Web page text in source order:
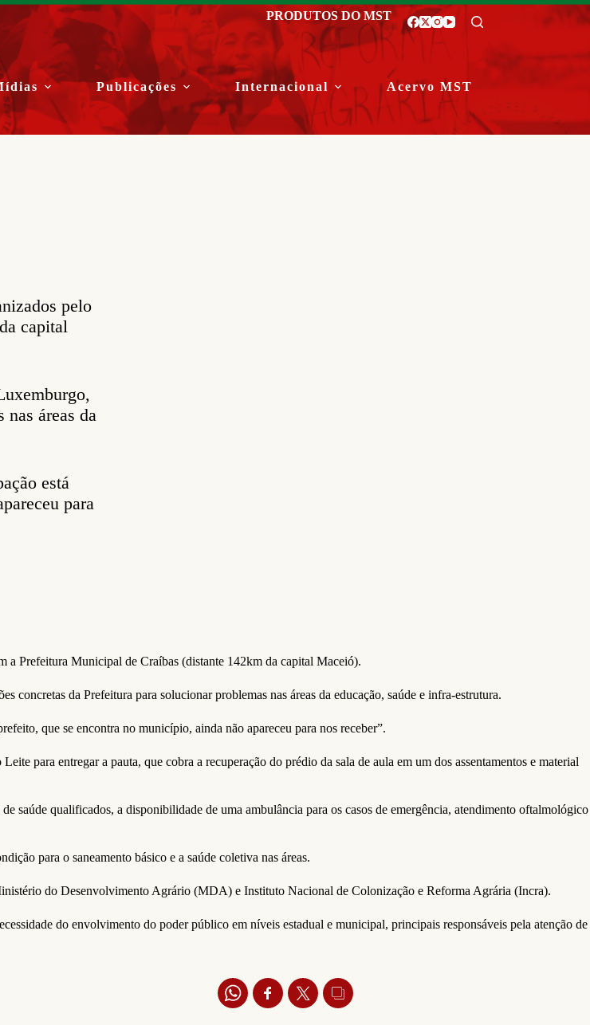
PRODUTOS DO MST
Publicações Internacional Acervo MST
pelo
capital
nas áreas da
está
para
a Prefeitura Municipal de Craíbas (distante 142km da capital Maceió).
da Prefeitura para solucionar problemas nas áreas da educação, saúde e infra-estrutura.
que se encontra no município, ainda não apareceu para nos receber”.
para entregar a pauta, que cobra a recuperação do prédio da sala de aula em um dos assentamentos e material
saúde qualificados, a disponibilidade de uma ambulância para os casos de emergência, atendimento oftalmológico
para o saneamento básico e a saúde coletiva nas áreas.
do Desenvolvimento Agrário (MDA) e Instituto Nacional de Colonização e Reforma Agrária (Incra).
do envolvimento do poder público em níveis estadual e municipal, principais responsáveis pela atenção de